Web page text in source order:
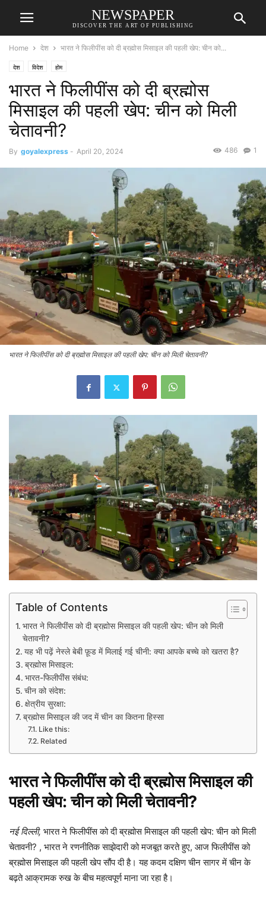
NEWSPAPER
DISCOVER THE ART OF PUBLISHING
Home देश भारत ने फिलीपींस को दी ब्रह्मोस मिसाइल की पहली खेप: चीन को...
देश विदेश होम
भारत ने फिलीपींस को दी ब्रह्मोस
मिसाइल की पहली खेप: चीन को मिली
चेतावनी?
By goyalexpress - April 20, 2024 1
486
भारत ने फिलीपींस को दी ब्रह्मोस मिसाइल की पहली खेप: चीन को मिली चेतावनी?
Table of Contents
भारत ने फिलीपींस को दी ब्रह्मोस मिसाइल की पहली खेप: चीन को मिली
चेतावनी?
यह भी पढ़ें नेस्ले बेबी फ़ूड में मिलाई गई चीनी: क्या आपके बच्चे को खतरा है?
ब्रह्मोस मिसाइल:
भारत-फिलीपींस संबंध:
चीन को संदेश:
क्षेत्रीय सुरक्षा:
ब्रह्मोस मिसाइल की जद में चीन का कितना हिस्सा
Like this:
Related
भारत ने फिलीपींस को दी ब्रह्मोस मिसाइल की
पहली खेप: चीन को मिली चेतावनी?
नई दिल्ली, भारत ने फिलीपींस को दी ब्रह्मोस मिसाइल की पहली खेप: चीन को मिली
चेतावनी? , भारत ने रणनीतिक साझेदारी को मजबूत करते हुए, आज फिलीपींस को
ब्रह्मोस मिसाइल की पहली खेप सौंप दी है। यह कदम दक्षिण चीन सागर में चीन के
बढ़ते आक्रामक रुख के बीच महत्वपूर्ण माना जा रहा है।